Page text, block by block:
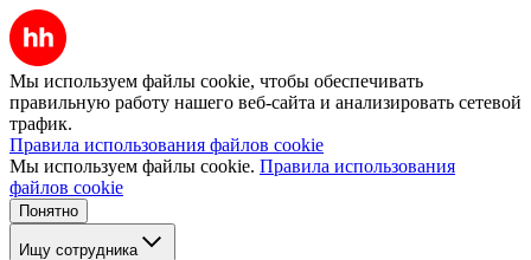
Мы используем файлы cookie, чтобы обеспечивать
правильную работу нашего веб-сайта и анализировать сетевой
трафик.
Правила использования файлов cookie
Мы используем файлы cookie. Правила использования
файлов cookie
Понятно
Ищу сотрудника